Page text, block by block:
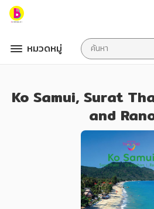
หมวดหมู่
Ko Samui, Surat
and